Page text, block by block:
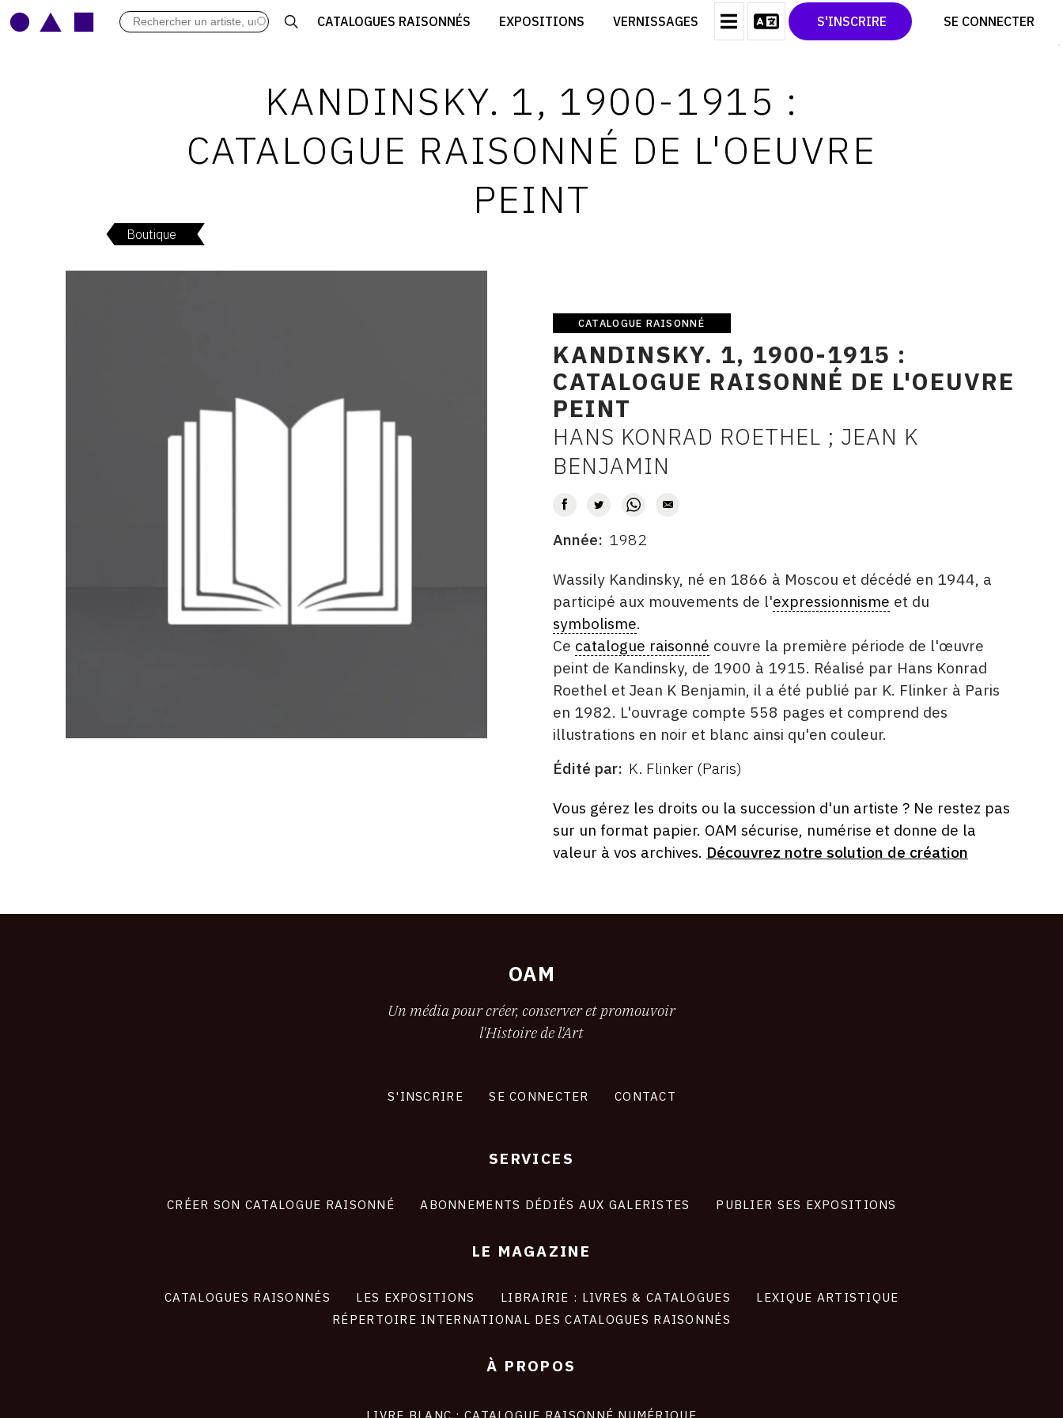
CATALOGUES RAISONNÉS EXPOSITIONS VERNISSAGES S'INSCRIRE SE CONNECTER
ARCHIVES DES EXPOSITIONS
LEXIQUE ARTISTIQUE
CRÉER SON CATALOGUE D'EXPO
CONTACT
CGU
TWITTER
PINTEREST
KANDINSKY. 1, 1900-1915 :
CATALOGUE RAISONNÉ DE L'OEUVRE
PEINT
Boutique
Catalogue
raisonné
CATALOGUE RAISONNÉ
KANDINSKY. 1, 1900-1915 :
CATALOGUE RAISONNÉ DE L'OEUVRE
PEINT
AUTEUR
HANS KONRAD ROETHEL ; JEAN K
BENJAMIN
DATE
Année 1982
DESCRITPTION
Wassily Kandinsky, né en 1866 à Moscou et décédé en 1944, a
participé aux mouvements de l'expressionnisme et du
symbolisme.
Ce catalogue raisonné couvre la première période de l'œuvre
peint de Kandinsky, de 1900 à 1915. Réalisé par Hans Konrad
Roethel et Jean K Benjamin, il a été publié par K. Flinker à Paris
en 1982. L'ouvrage compte 558 pages et comprend des
illustrations en noir et blanc ainsi qu'en couleur.
ÉDITÉ
Édité par K. Flinker (Paris)
FORMAT
ÉTAT
Vous gérez les droits ou la succession d'un artiste ? Ne restez pas
sur un format papier. OAM sécurise, numérise et donne de la
valeur à vos archives. Découvrez notre solution de création
OAM
Un média pour créer, conserver et promouvoir
l'Histoire de l'Art
S'INSCRIRE SE CONNECTER CONTACT
SERVICES
CRÉER SON CATALOGUE RAISONNÉ ABONNEMENTS DÉDIÉS AUX GALERISTES PUBLIER SES EXPOSITIONS
LE MAGAZINE
CATALOGUES RAISONNÉS LES EXPOSITIONS LIBRAIRIE : LIVRES & CATALOGUES
LEXIQUE ARTISTIQUE
RÉPERTOIRE INTERNATIONAL DES CATALOGUES RAISONNÉS
À PROPOS
LIVRE BLANC : CATALOGUE RAISONNÉ NUMÉRIQUE